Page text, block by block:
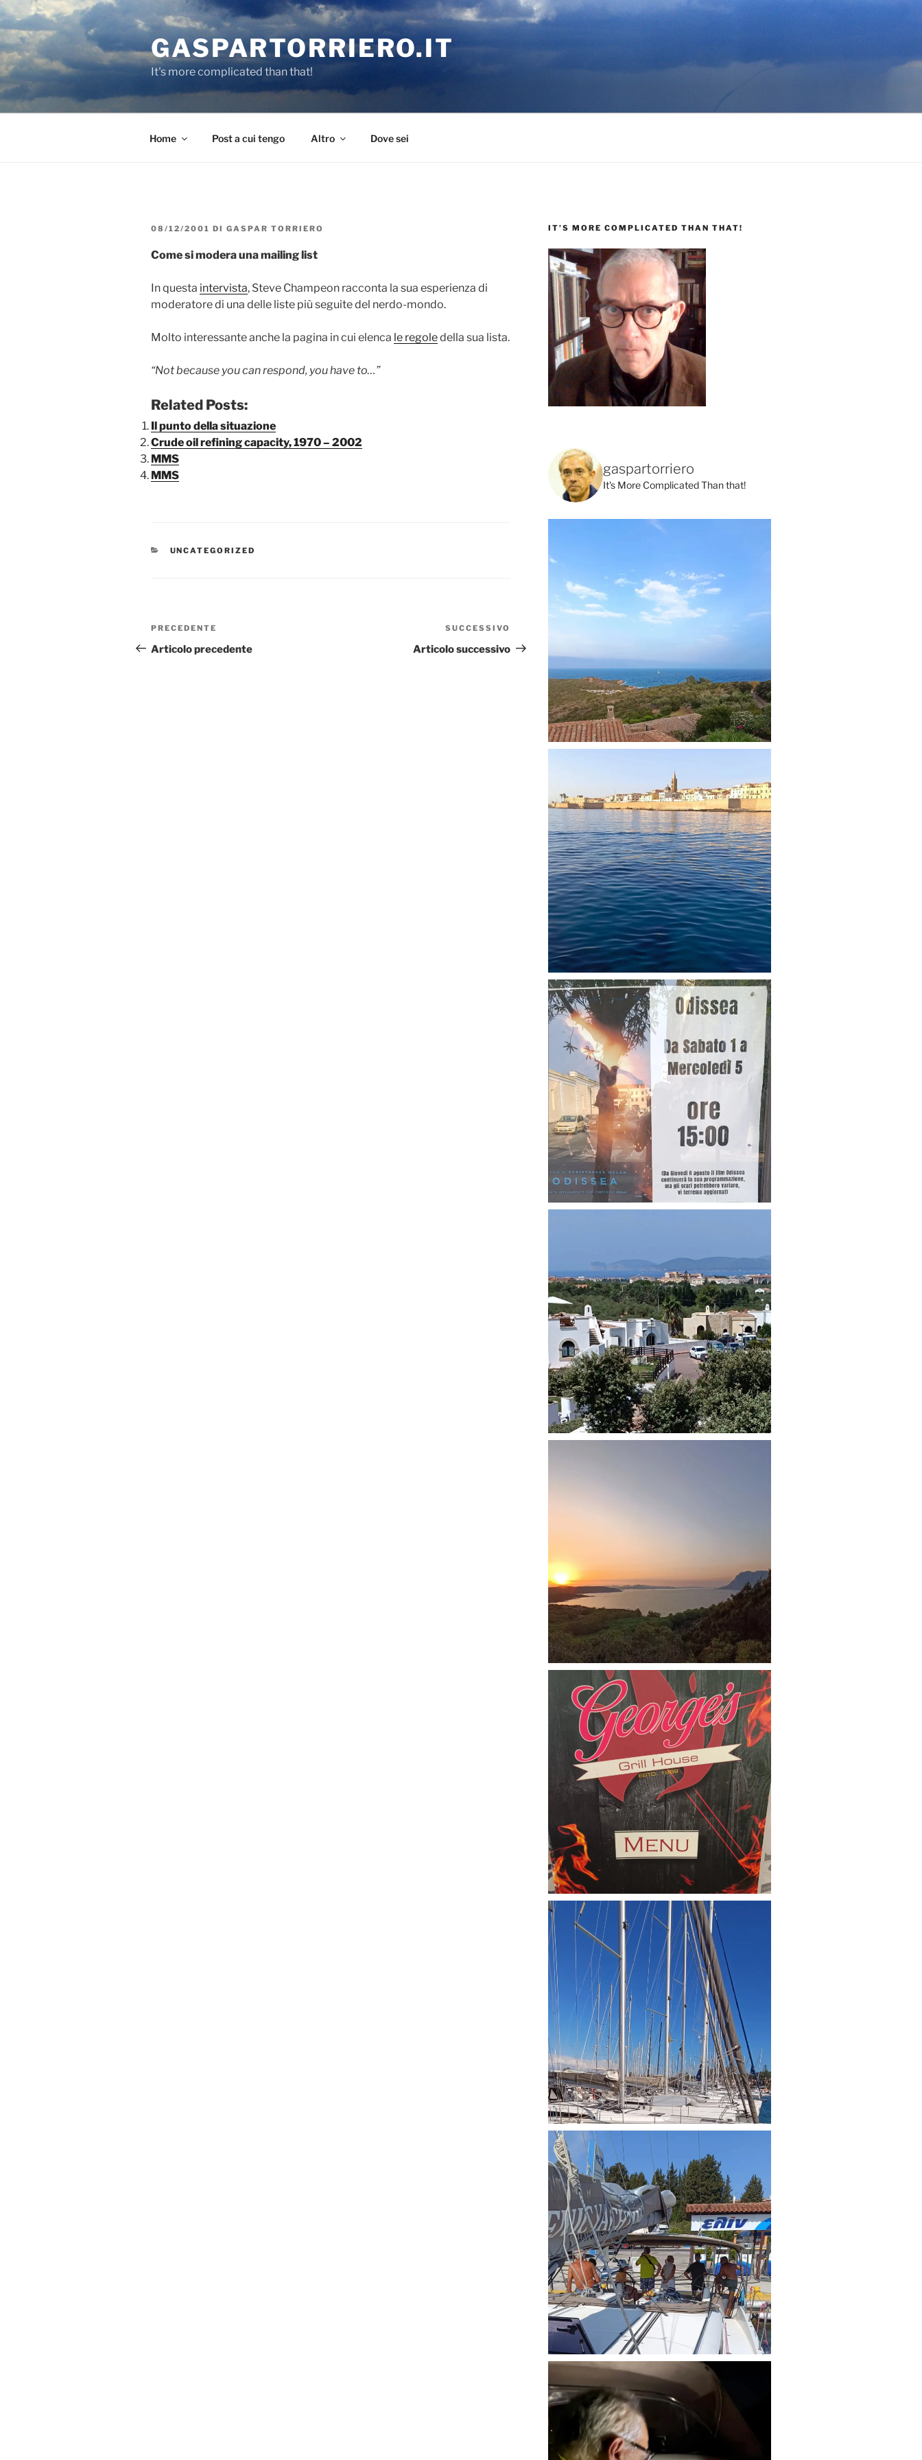
Salta
al
contenuto
GASPARTORRIERO.IT
It's more complicated than that!
Home Post a cui tengo Altro Dove sei
PUBBLICATO
08/12/2001 DI GASPAR TORRIERO
Come si modera una mailing list
In questa intervista, Steve Champeon racconta la sua esperienza di
moderatore di una delle liste più seguite del nerdo-mondo.
Molto interessante anche la pagina in cui elenca le regoledella sua lista.
“Not because you can respond, you have to…”
Related Posts:
Il punto della situazione
Crude oil refining capacity, 1970 – 2002
MMS
MMS
CATEGORIE
UNCATEGORIZED
Navigazione
articoli
Articolo
precedente:
PRECEDENTE
Articolo precedente
successivo
SUCCESSIVO
Articolo successivo
IT’S MORE COMPLICATED THAN THAT!
gaspartorriero
It's More Complicated Than that!